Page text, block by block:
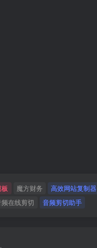
魔方财务 高效网站复制器
频在线剪切 音频剪切助手